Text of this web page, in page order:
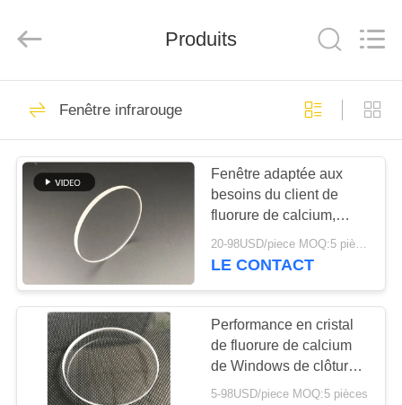
MAISON
PRODUITS
AU
SUJET
NOUS
VISITE
D'USINE
Co.,Ltd.
Filtre d'interférence
optique
Long filtre de
passage
12
Produits
Fenêtre infrarouge
Fenêtre adaptée aux
besoins du client de
fluorure de calcium,
CaF2 Windows pour le
système infrarouge
20-98USD/piece MOQ:5 pièces
LE CONTACT
Performance en cristal
de fluorure de calcium
de Windows de clôture
de Caf2 Optica haute
5-98USD/piece MOQ:5 pièces